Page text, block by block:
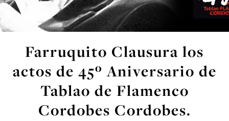
Farruquito Clausura los
actos de 45º Aniversario de
Tablao de Flamenco
Cordobes Cordobes.